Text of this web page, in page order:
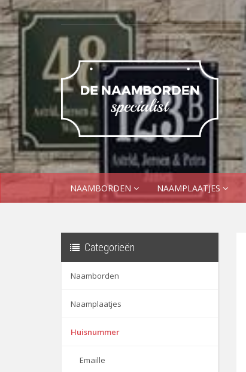
NAAMBORDEN NAAMPLAATJES
Categorieën
Naamborden
Naamplaatjes
Huisnummer
Emaille